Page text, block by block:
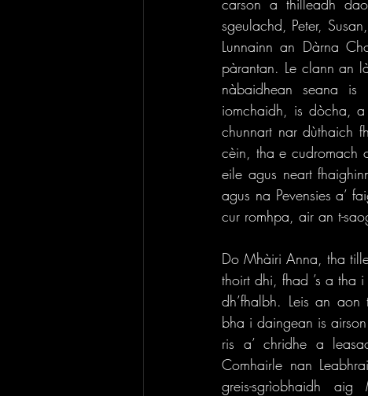
carson a thilleadh
sgeulachd, Peter,
Lunnainn an Dàrna
pàrantan. Le clann an
nàbaidhean seana
iomchaidh, is dòcha,
chunnart nar dùthaich
cèin, tha e cudromach
eile agus neart
agus na Pevensies a’
cur romhpa, air an t-
Do Mhàiri Anna, tha
thoirt dhi, fhad ’s a tha
dh’fhalbh. Leis an
bha i daingean is
ris a’ chridhe a
Comhairle nan
greis-sgrìobhaidh